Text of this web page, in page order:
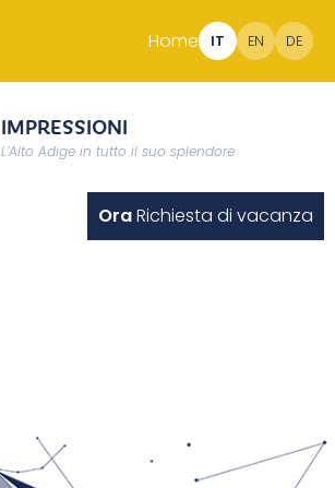
Home IT EN DE
IMPRESSIONI
L’Alto Adige in tutto il suo splendore
OraRichiesta di vacanza